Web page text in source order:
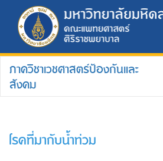
ภาควิชาเวชศาสตร์ป้องกันและ
สังคม
โรคที่มากับน้ำท่วม